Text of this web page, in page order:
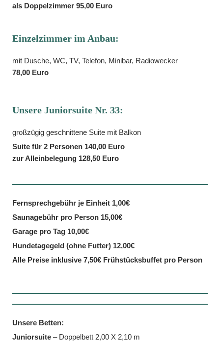
als Doppelzimmer 95,00 Euro
Einzelzimmer im Anbau:
mit Dusche, WC, TV, Telefon, Minibar, Radiowecker
78,00 Euro
Unsere Juniorsuite Nr. 33:
großzügig geschnittene Suite mit Balkon
Suite für 2 Personen 140,00 Euro
zur Alleinbelegung 128,50 Euro
Fernsprechgebühr je Einheit 1,00€
Saunagebühr pro Person 15,00€
Garage pro Tag 10,00€
Hundetagegeld (ohne Futter) 12,00€
Alle Preise inklusive 7,50€ Frühstücksbuffet pro Person
Unsere Betten:
Juniorsuite – Doppelbett 2,00 X 2,10 m